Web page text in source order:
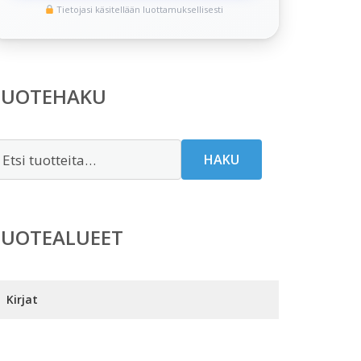
Tietojasi käsitellään luottamuksellisesti
HAKU
Kirjat